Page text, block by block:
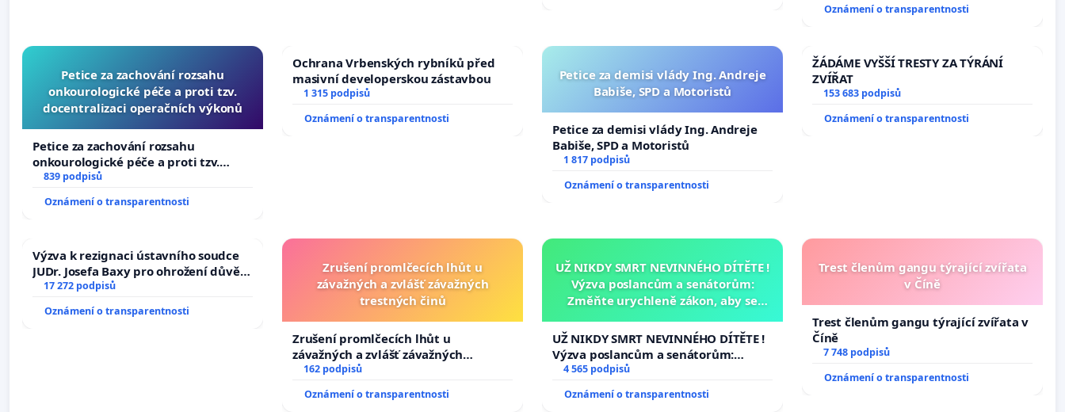
na přijetí usnesení k podání ústavní
Oznámení o transparentnosti
Petice za zachování rozsahu
onkourologické péče a proti tzv.
docentralizaci operačních výkonů
Petice za zachování rozsahu
onkourologické péče a proti tzv.
docentralizaci operačních výkonů
839 podpisů
Oznámení o transparentnosti
Ochrana Vrbenských rybníků před
masivní developerskou zástavbou
1 315 podpisů
Oznámení o transparentnosti
Petice za demisi vlády Ing. Andreje
Babiše, SPD a Motoristů
Petice za demisi vlády Ing. Andreje
Babiše, SPD a Motoristů
1 817 podpisů
Oznámení o transparentnosti
ŽÁDÁME VYŠŠÍ TRESTY ZA TÝRÁNÍ
ZVÍŘAT
153 683 podpisů
Oznámení o transparentnosti
Výzva k rezignaci ústavního soudce
JUDr. Josefa Baxy pro ohrožení důvěry
ve spravedlivý proces
17 272 podpisů
Oznámení o transparentnosti
Zrušení promlčecích lhůt u
závažných a zvlášť závažných
trestných činů
Zrušení promlčecích lhůt u
závažných a zvlášť závažných
trestných činů
162 podpisů
Oznámení o transparentnosti
UŽ NIKDY SMRT NEVINNÉHO DÍTĚTE !
Výzva poslancům a senátorům:
Změňte urychleně zákon, aby se
opakovat!
UŽ NIKDY SMRT NEVINNÉHO DÍTĚTE !
Výzva poslancům a senátorům:
Změňte urychleně zákon, aby se
opakovat!
4 565 podpisů
Oznámení o transparentnosti
Trest členům gangu týrající zvířata
v Číně
Trest členům gangu týrající zvířata v
Číně
7 748 podpisů
Oznámení o transparentnosti